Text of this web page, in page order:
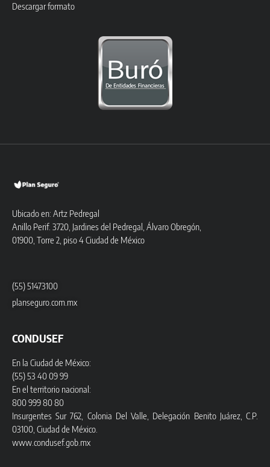
Descargar formato
Ubicado en: Artz Pedregal
Anillo Perif. 3720, Jardines del Pedregal, Álvaro Obregón,
01900, Torre 2, piso 4 Ciudad de México
(55) 51473100
planseguro.com.mx
CONDUSEF
En la Ciudad de México:
(55) 53 40 09 99
En el territorio nacional:
800 999 80 80
Insurgentes Sur 762, Colonia Del Valle, Delegación Benito Juárez, C.P.
03100, Ciudad de México.
www.condusef.gob.mx